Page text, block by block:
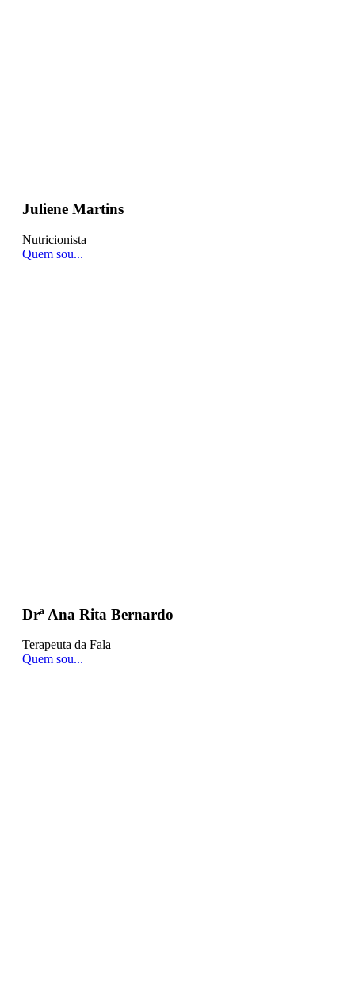
Juliene Martins
Nutricionista
Quem sou...
Drª Ana Rita Bernardo
Terapeuta da Fala
Quem sou...